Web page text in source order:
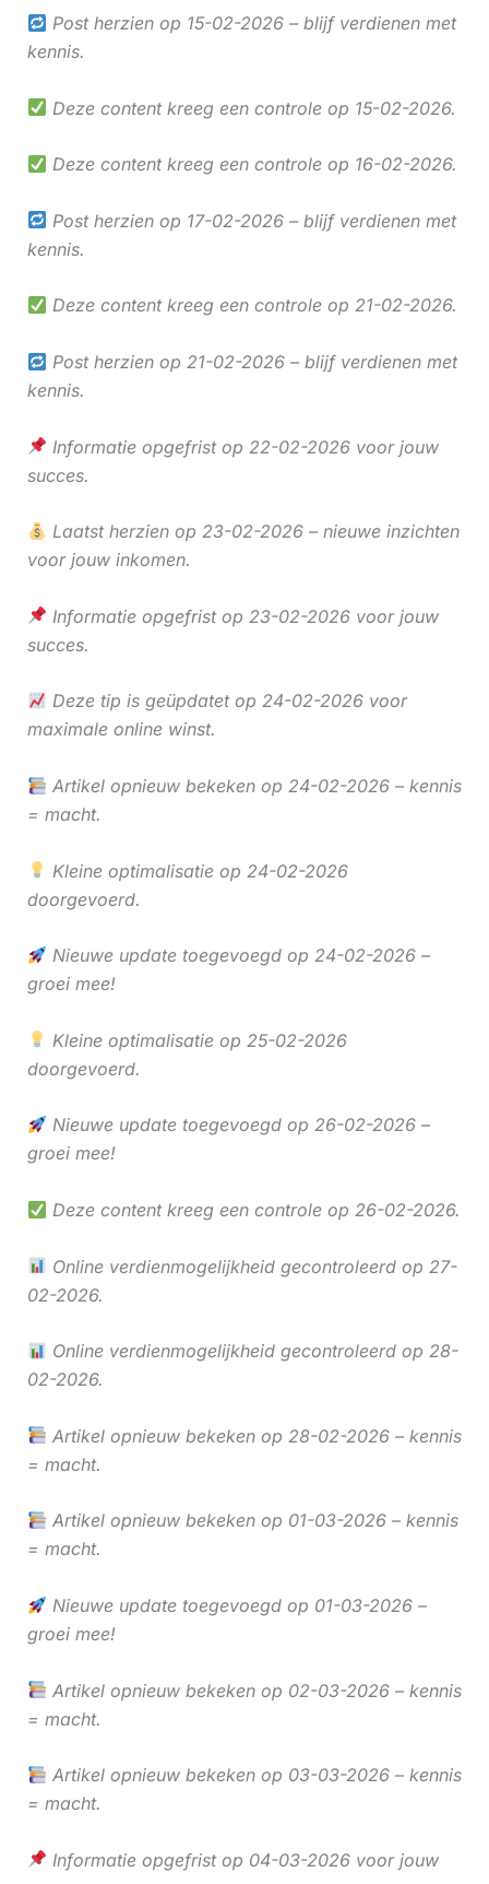
Post herzien op 15-02-2026 – blijf verdienen met
kennis.
Deze content kreeg een controle op 15-02-2026.
Deze content kreeg een controle op 16-02-2026.
Post herzien op 17-02-2026 – blijf verdienen met
kennis.
Deze content kreeg een controle op 21-02-2026.
Post herzien op 21-02-2026 – blijf verdienen met
kennis.
Informatie opgefrist op 22-02-2026 voor jouw
succes.
Laatst herzien op 23-02-2026 – nieuwe inzichten
voor jouw inkomen.
Informatie opgefrist op 23-02-2026 voor jouw
succes.
Deze tip is geüpdatet op 24-02-2026 voor
maximale online winst.
Artikel opnieuw bekeken op 24-02-2026 – kennis
= macht.
Kleine optimalisatie op 24-02-2026
doorgevoerd.
Nieuwe update toegevoegd op 24-02-2026 –
groei mee!
Kleine optimalisatie op 25-02-2026
doorgevoerd.
Nieuwe update toegevoegd op 26-02-2026 –
groei mee!
Deze content kreeg een controle op 26-02-2026.
Online verdienmogelijkheid gecontroleerd op 27-
02-2026.
Online verdienmogelijkheid gecontroleerd op 28-
02-2026.
Artikel opnieuw bekeken op 28-02-2026 – kennis
= macht.
Artikel opnieuw bekeken op 01-03-2026 – kennis
= macht.
Nieuwe update toegevoegd op 01-03-2026 –
groei mee!
Artikel opnieuw bekeken op 02-03-2026 – kennis
= macht.
Artikel opnieuw bekeken op 03-03-2026 – kennis
= macht.
Informatie opgefrist op 04-03-2026 voor jouw